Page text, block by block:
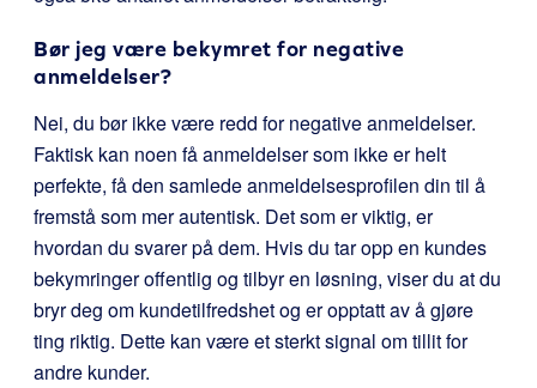
Bør jeg være bekymret for negative
anmeldelser?
Nei, du bør ikke være redd for negative anmeldelser.
Faktisk kan noen få anmeldelser som ikke er helt
perfekte, få den samlede anmeldelsesprofilen din til å
fremstå som mer autentisk. Det som er viktig, er
hvordan du svarer på dem. Hvis du tar opp en kundes
bekymringer offentlig og tilbyr en løsning, viser du at du
bryr deg om kundetilfredshet og er opptatt av å gjøre
ting riktig. Dette kan være et sterkt signal om tillit for
andre kunder.